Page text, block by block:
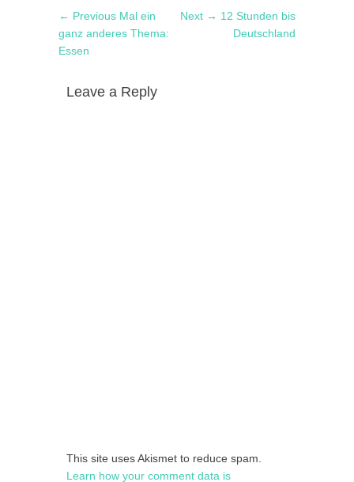
Post
navigation
← Previous Previous
post:
Mal ein
ganz anderes Thema:
Essen
Next → Next
post:
12 Stunden bis
Deutschland
Leave a Reply
This site uses Akismet to reduce spam.
Learn how your comment data is